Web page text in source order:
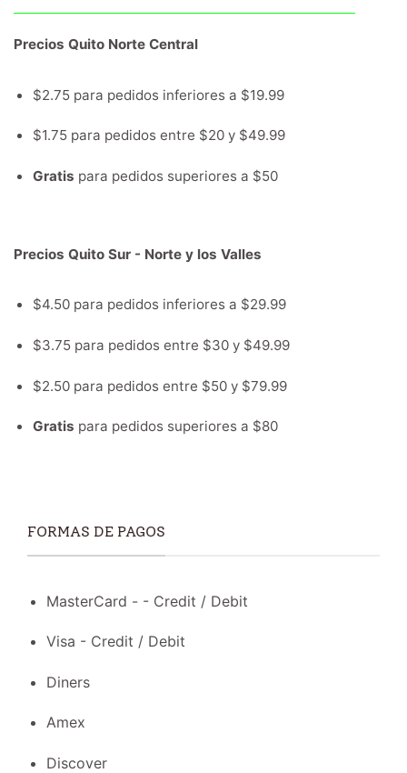
Precios Quito Norte Central
$2.75 para pedidos inferiores a $19.99
$1.75 para pedidos entre $20 y $49.99
Gratis para pedidos superiores a $50
Precios Quito Sur - Norte y los Valles
$4.50 para pedidos inferiores a $29.99
$3.75 para pedidos entre $30 y $49.99
$2.50 para pedidos entre $50 y $79.99
Gratis para pedidos superiores a $80
FORMAS DE PAGOS
MasterCard - - Credit / Debit
Visa - Credit / Debit
Diners
Amex
Discover